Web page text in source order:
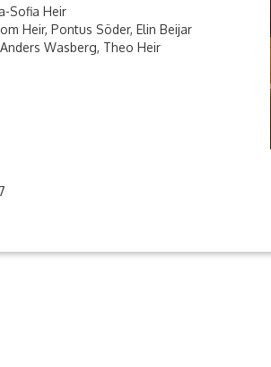
Sofia Heir
Heir, Pontus Söder, Elin Beijar
Wasberg, Theo Heir